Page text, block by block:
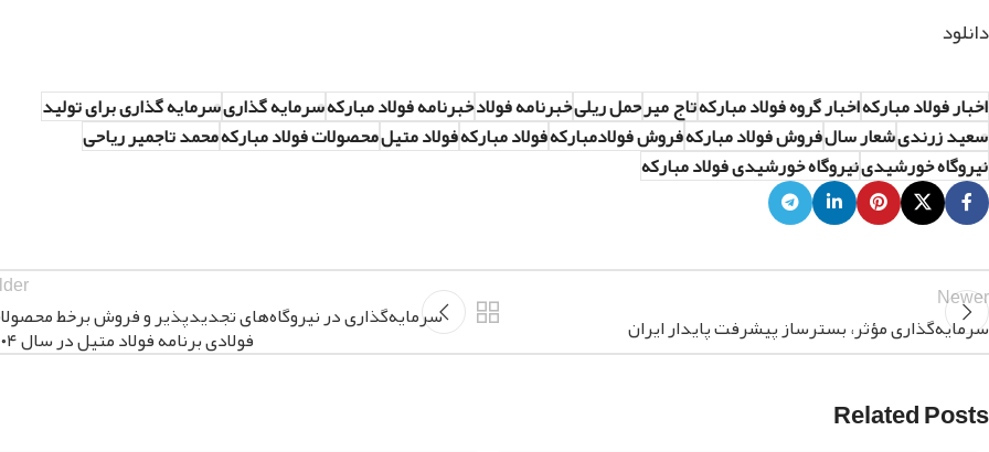
دانلود
اخبار فولاد مبارکهاخبار گروه فولاد مبارکهتاج میرحمل ریلیخبرنامه فولادخبرنامه فولاد مبارکهسرمایه گذاریسرمایه گذاری برای تولید
سعید زرندیشعار سالفروش فولاد مبارکهفروش فولادمبارکهفولاد مبارکهفولاد متیلمحصولات فولاد مبارکهمحمد تاجمیر ریاحی
نیروگاه خورشیدینیروگاه خورشیدی فولاد مبارکه
Newer
سرمایه‌گذاری مؤثر، بسترساز پیشرفت پایدار ایران
سرمایه‌گذاری در نیروگاه‌های تجدیدپذیر و فروش برخط
فولادی برنامه فولاد متیل در سال ۱۴۰۴
Related Posts